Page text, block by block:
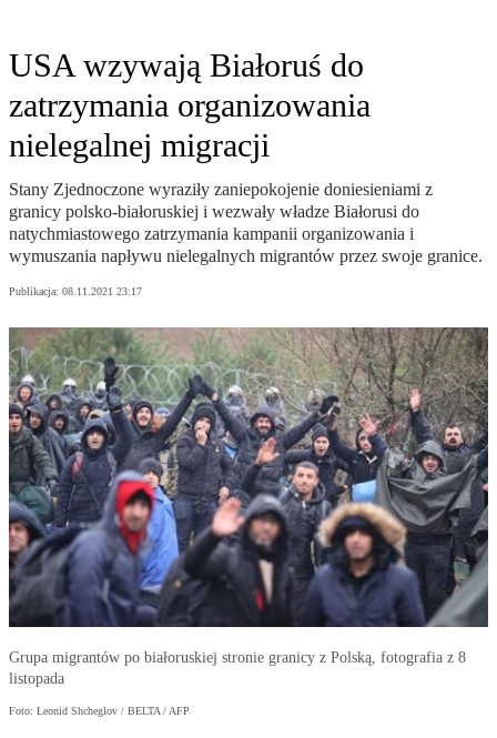
USA wzywają Białoruś do
zatrzymania organizowania
nielegalnej migracji
Stany Zjednoczone wyraziły zaniepokojenie doniesieniami z
granicy polsko-białoruskiej i wezwały władze Białorusi do
natychmiastowego zatrzymania kampanii organizowania i
wymuszania napływu nielegalnych migrantów przez swoje granice.
Publikacja: 08.11.2021 23:17
Grupa migrantów po białoruskiej stronie granicy z Polską, fotografia z 8
listopada
Foto: Leonid Shcheglov / BELTA / AFP